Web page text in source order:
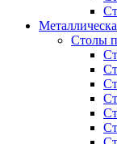
Столы